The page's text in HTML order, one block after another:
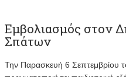
Εμβολιασμός στον
Σπάτων
Την Παρασκευή 6 Σεπτεμβρίου